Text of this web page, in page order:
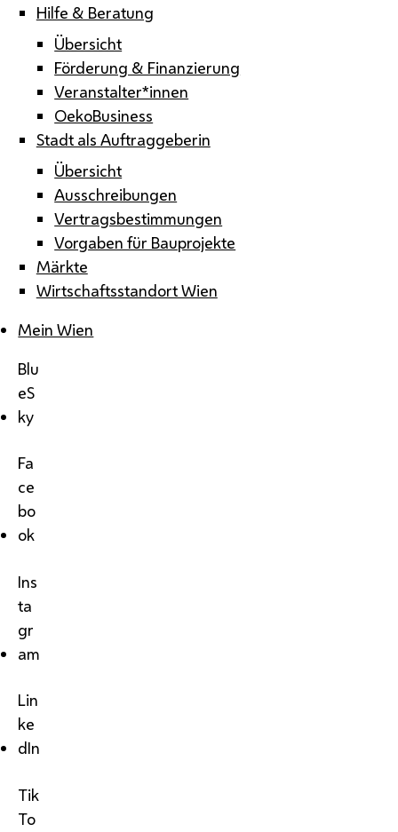
Hilfe & Beratung
Übersicht
Förderung & Finanzierung
Veranstalter*innen
OekoBusiness
Stadt als Auftraggeberin
Übersicht
Ausschreibungen
Vertragsbestimmungen
Vorgaben für Bauprojekte
Märkte
Wirtschaftsstandort Wien
Mein Wien
Blu
eS
ky
Fa
ce
bo
ok
Ins
ta
gr
am
Lin
ke
dIn
Tik
To